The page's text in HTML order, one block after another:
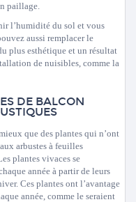
paillage.
l’humidité du sol et vous
aussi remplacer le
plus esthétique et un résultat
de nuisibles, comme la
DE BALCON
que des plantes qui n’ont
arbustes à feuilles
plantes vivaces se
année à partir de leurs
Ces plantes ont l’avantage
année, comme le seraient